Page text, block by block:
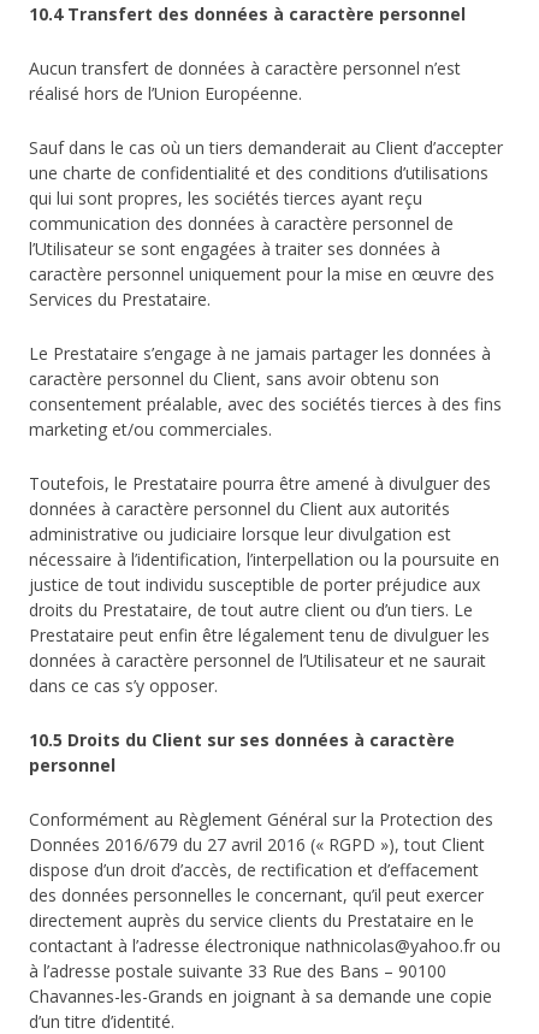
10.4 Transfert des données à caractère personnel
Aucun transfert de données à caractère personnel n’est
réalisé hors de l’Union Européenne.
Sauf dans le cas où un tiers demanderait au Client d’accepter
une charte de confidentialité et des conditions d’utilisations
qui lui sont propres, les sociétés tierces ayant reçu
communication des données à caractère personnel de
l’Utilisateur se sont engagées à traiter ses données à
caractère personnel uniquement pour la mise en œuvre des
Services du Prestataire.
Le Prestataire s’engage à ne jamais partager les données à
caractère personnel du Client, sans avoir obtenu son
consentement préalable, avec des sociétés tierces à des fins
marketing et/ou commerciales.
Toutefois, le Prestataire pourra être amené à divulguer des
données à caractère personnel du Client aux autorités
administrative ou judiciaire lorsque leur divulgation est
nécessaire à l’identification, l’interpellation ou la poursuite en
justice de tout individu susceptible de porter préjudice aux
droits du Prestataire, de tout autre client ou d’un tiers. Le
Prestataire peut enfin être légalement tenu de divulguer les
données à caractère personnel de l’Utilisateur et ne saurait
dans ce cas s’y opposer.
10.5 Droits du Client sur ses données à caractère
personnel
Conformément au Règlement Général sur la Protection des
Données 2016/679 du 27 avril 2016 (« RGPD »), tout Client
dispose d’un droit d’accès, de rectification et d’effacement
des données personnelles le concernant, qu’il peut exercer
directement auprès du service clients du Prestataire en le
contactant à l’adresse électronique nathnicolas@yahoo.fr ou
à l’adresse postale suivante 33 Rue des Bans – 90100
Chavannes-les-Grands en joignant à sa demande une copie
d’un titre d’identité.